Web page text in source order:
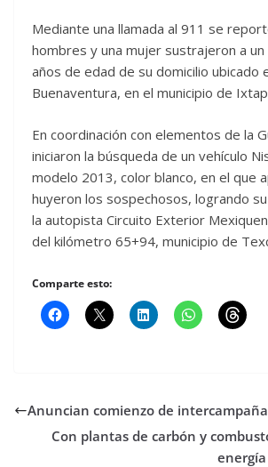
Mediante una llamada al 911 se
hombres y una mujer sustrajeron a un
años de edad de su domicilio ubicado
Buenaventura, en el municipio de
En coordinación con elementos de la
iniciaron la búsqueda de un vehículo
modelo 2013, color blanco, en el que
huyeron los sospechosos, logrando
la autopista Circuito Exterior
del kilómetro 65+94, municipio de
Comparte esto:
Anuncian comienzo de
Con plantas de carbón y